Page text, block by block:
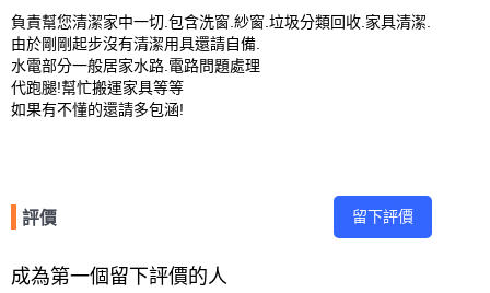
負責幫您清潔家中一切.包含洗窗.紗窗.垃圾分類回收.家具清潔.
由於剛剛起步沒有清潔用具還請自備.
水電部分一般居家水路.電路問題處理
代跑腿!幫忙搬運家具等等
如果有不懂的還請多包涵!
評價 留下評價
成為第一個留下評價的人